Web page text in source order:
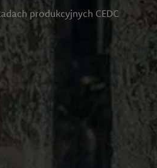
produkcyjnych CEDC